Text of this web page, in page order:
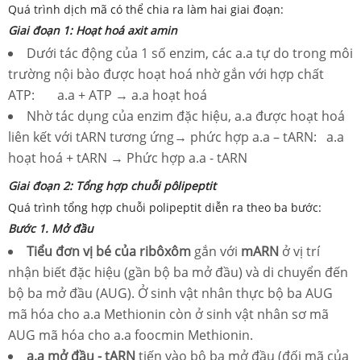
Quá trình dịch mã có thể chia ra làm hai giai đoạn:
Giai đoạn 1: Hoạt hoá axit amin
Dưới tác động của 1 số enzim, các a.a tự do trong môi
trường nội bào được hoạt hoá nhờ gắn với hợp chất
ATP: a.a + ATP → a.a hoạt hoá
Nhờ tác dụng của enzim đặc hiệu, a.a được hoạt hoá
liên kết với tARN tương ứng→ phức hợp a.a – tARN: a.a
hoạt hoá + tARN → Phức hợp a.a - tARN
Giai đoạn 2: Tổng hợp chuỗi pôlipeptit
Quá trình tổng hợp chuỗi polipeptit diễn ra theo ba bước:
Bước 1. Mở đầu
Tiểu đơn vị bé của ribôxôm gắn với mARN ở vị trí
nhận biết đặc hiệu (gần bộ ba mở đầu) và di chuyển đến
bộ ba mở đầu (AUG). Ở sinh vật nhân thực bộ ba AUG
mã hóa cho a.a Methionin còn ở sinh vật nhân sơ mã
AUG mã hóa cho a.a foocmin Methionin.
a.a mở đầu - tARNtiến vào bộ ba mở đầu (đối mã của